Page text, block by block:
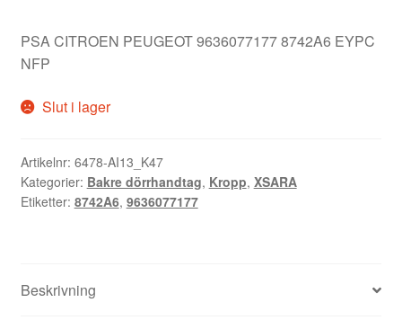
PSA CITROEN PEUGEOT 9636077177 8742A6 EYPC
NFP
Slut i lager
Artikelnr: 6478-AI13_K47
Kategorier: Bakre dörrhandtag, Kropp, XSARA
Etiketter: 8742A6, 9636077177
Beskrivning